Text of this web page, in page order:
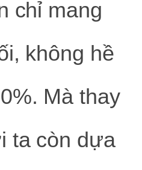
chỉ mang
không hề
Mà thay
ta còn dựa